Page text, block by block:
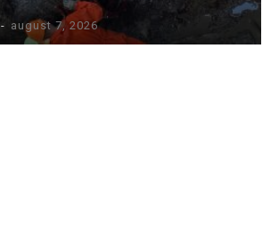
- august 7, 2026